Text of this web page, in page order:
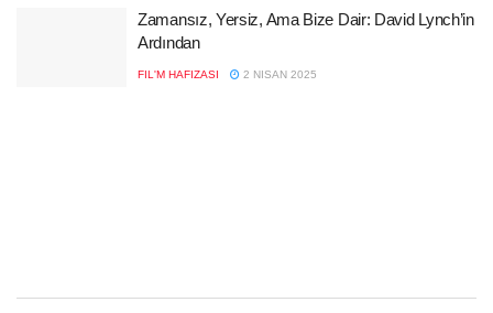
Zamansız, Yersiz, Ama Bize Dair: David Lynch’in
Ardından
FIL'M HAFIZASI 2 NISAN 2025